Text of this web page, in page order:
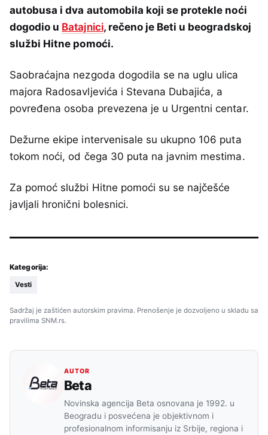
autobusa i dva automobila koji se protekle noći
dogodio u Batajnici, rečeno je Beti u beogradskoj
službi Hitne pomoći.
Saobraćajna nezgoda dogodila se na uglu ulica
majora Radosavljevića i Stevana Dubajića, a
povređena osoba prevezena je u Urgentni centar.
Dežurne ekipe intervenisale su ukupno 106 puta
tokom noći, od čega 30 puta na javnim mestima.
Za pomoć službi Hitne pomoći su se najčešće
javljali hronični bolesnici.
Kategorija:
Vesti
Sadržaj je zaštićen autorskim pravima. Prenošenje je dozvoljeno u skladu sa
pravilima SNM.rs.
AUTOR
Beta
Novinska agencija Beta osnovana je 1992. u
Beogradu i posvećena je objektivnom i
profesionalnom informisanju iz Srbije, regiona i